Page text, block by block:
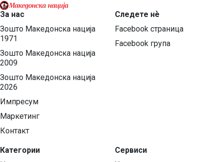
За нас
Зошто Македонска нација
1971
Зошто Македонска нација
2009
Зошто Македонска нација
2026
Импресум
Маркетинг
Контакт
Категории
Следете нѐ
Facebook страница
Facebook група
Сервиси